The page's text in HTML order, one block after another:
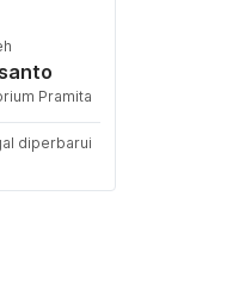
Pramita
diperbarui